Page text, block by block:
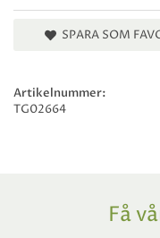
SPARA SOM
Artikelnummer:
TG02664
Få